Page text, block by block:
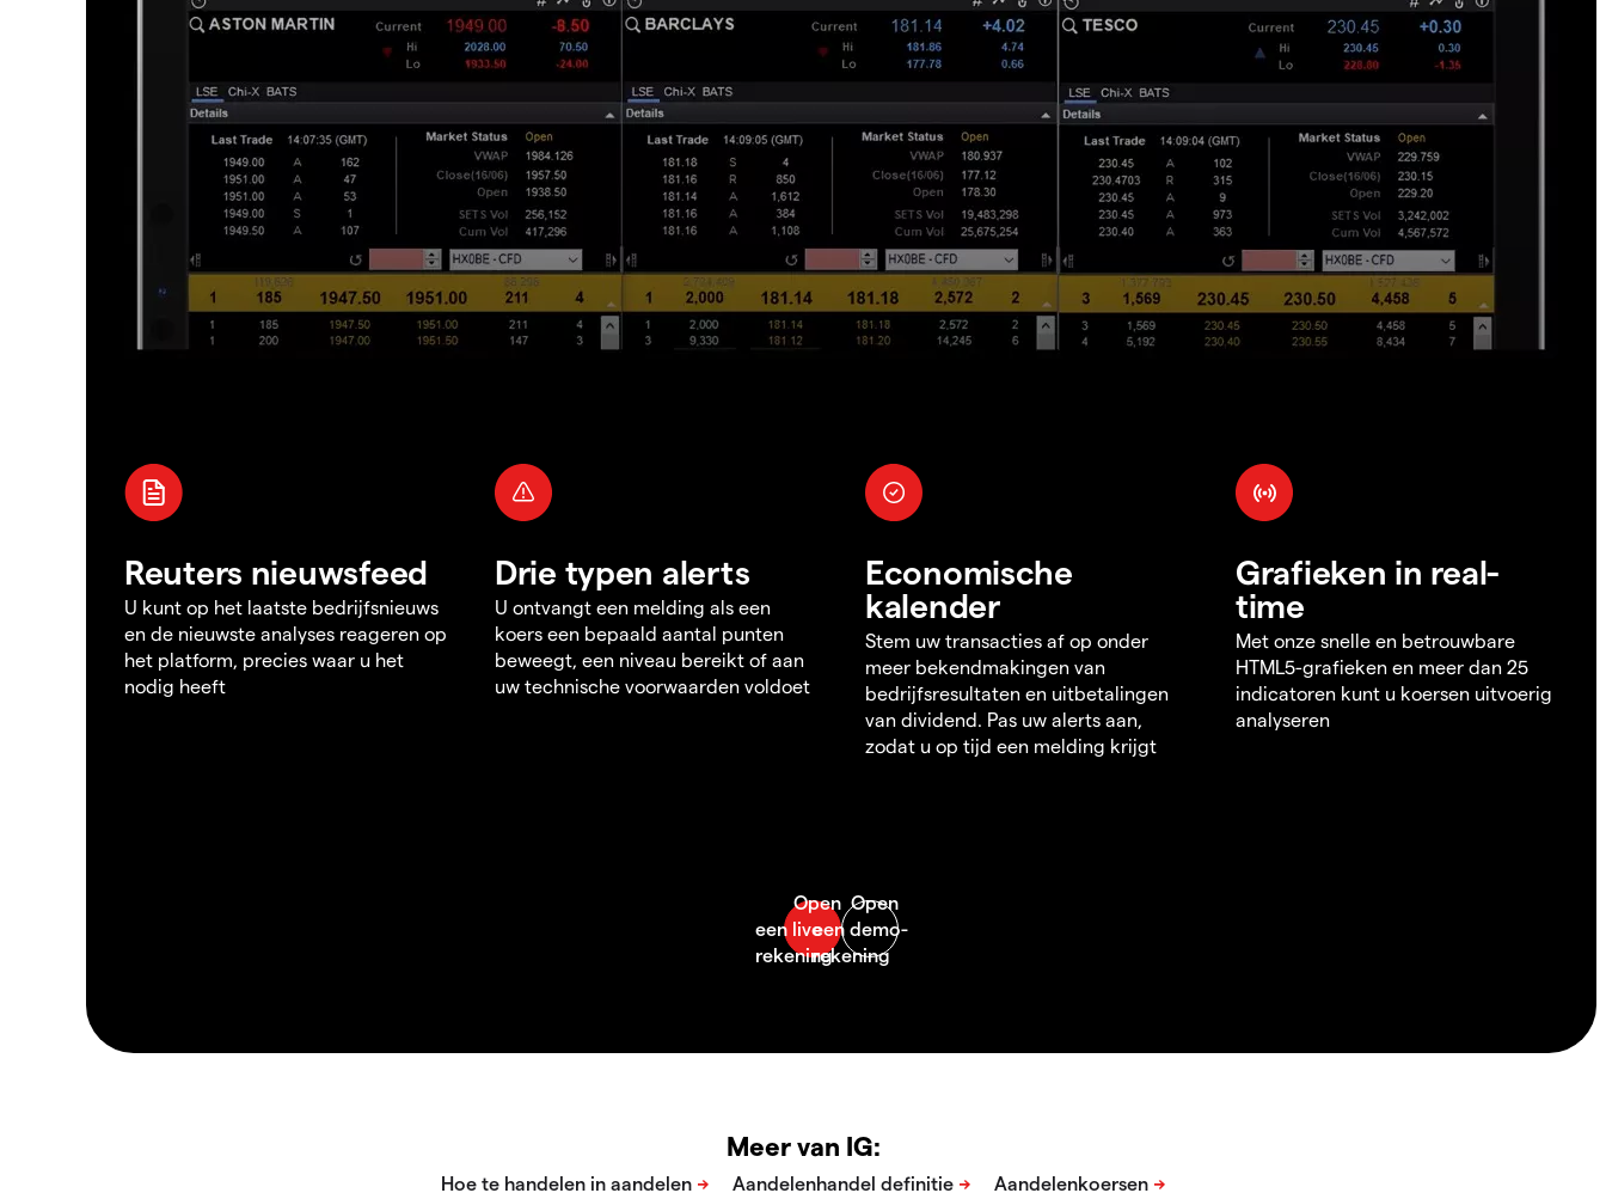
Reuters nieuwsfeed
U kunt op het laatste bedrijfsnieuws
en de nieuwste analyses reageren op
het platform, precies waar u het
nodig heeft
Drie typen alerts
U ontvangt een melding als een
koers een bepaald aantal punten
beweegt, een niveau bereikt of aan
uw technische voorwaarden voldoet
Economische
kalender
Stem uw transacties af op onder
meer bekendmakingen van
bedrijfsresultaten en uitbetalingen
van dividend. Pas uw alerts aan,
zodat u op tijd een melding krijgt
Grafieken in real-
time
Met onze snelle en betrouwbare
HTML5-grafieken en meer dan 25
indicatoren kunt u koersen uitvoerig
analyseren
Meer van IG: